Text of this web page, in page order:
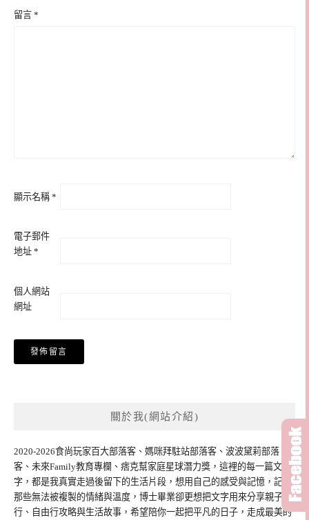
留言 *
顯示名稱 *
電子郵件
地址 *
個人網站
網址
關於我(網站介紹)
2020-2026食尚玩家百大部落客、媽咪拜駐站部落客、波波黛莉部落
客、未來Family教育專欄、痞克幫家庭星球潛力獎，這裡的每一篇文
字，都是我真實走過後留下的生活片段，想用自己的感受與記憶，記錄
那些無法被複製的情緒與溫度，博士畢業卻更想把文字用來分享親子旅
行、自由行攻略與生活故事，希望陪你一起把平凡的日子，走成最美的